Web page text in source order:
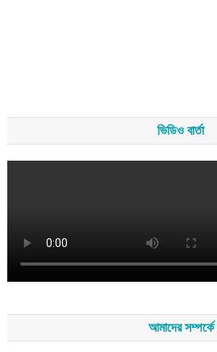
ভিডিও বার্তা
আমাদের সম্পর্কে